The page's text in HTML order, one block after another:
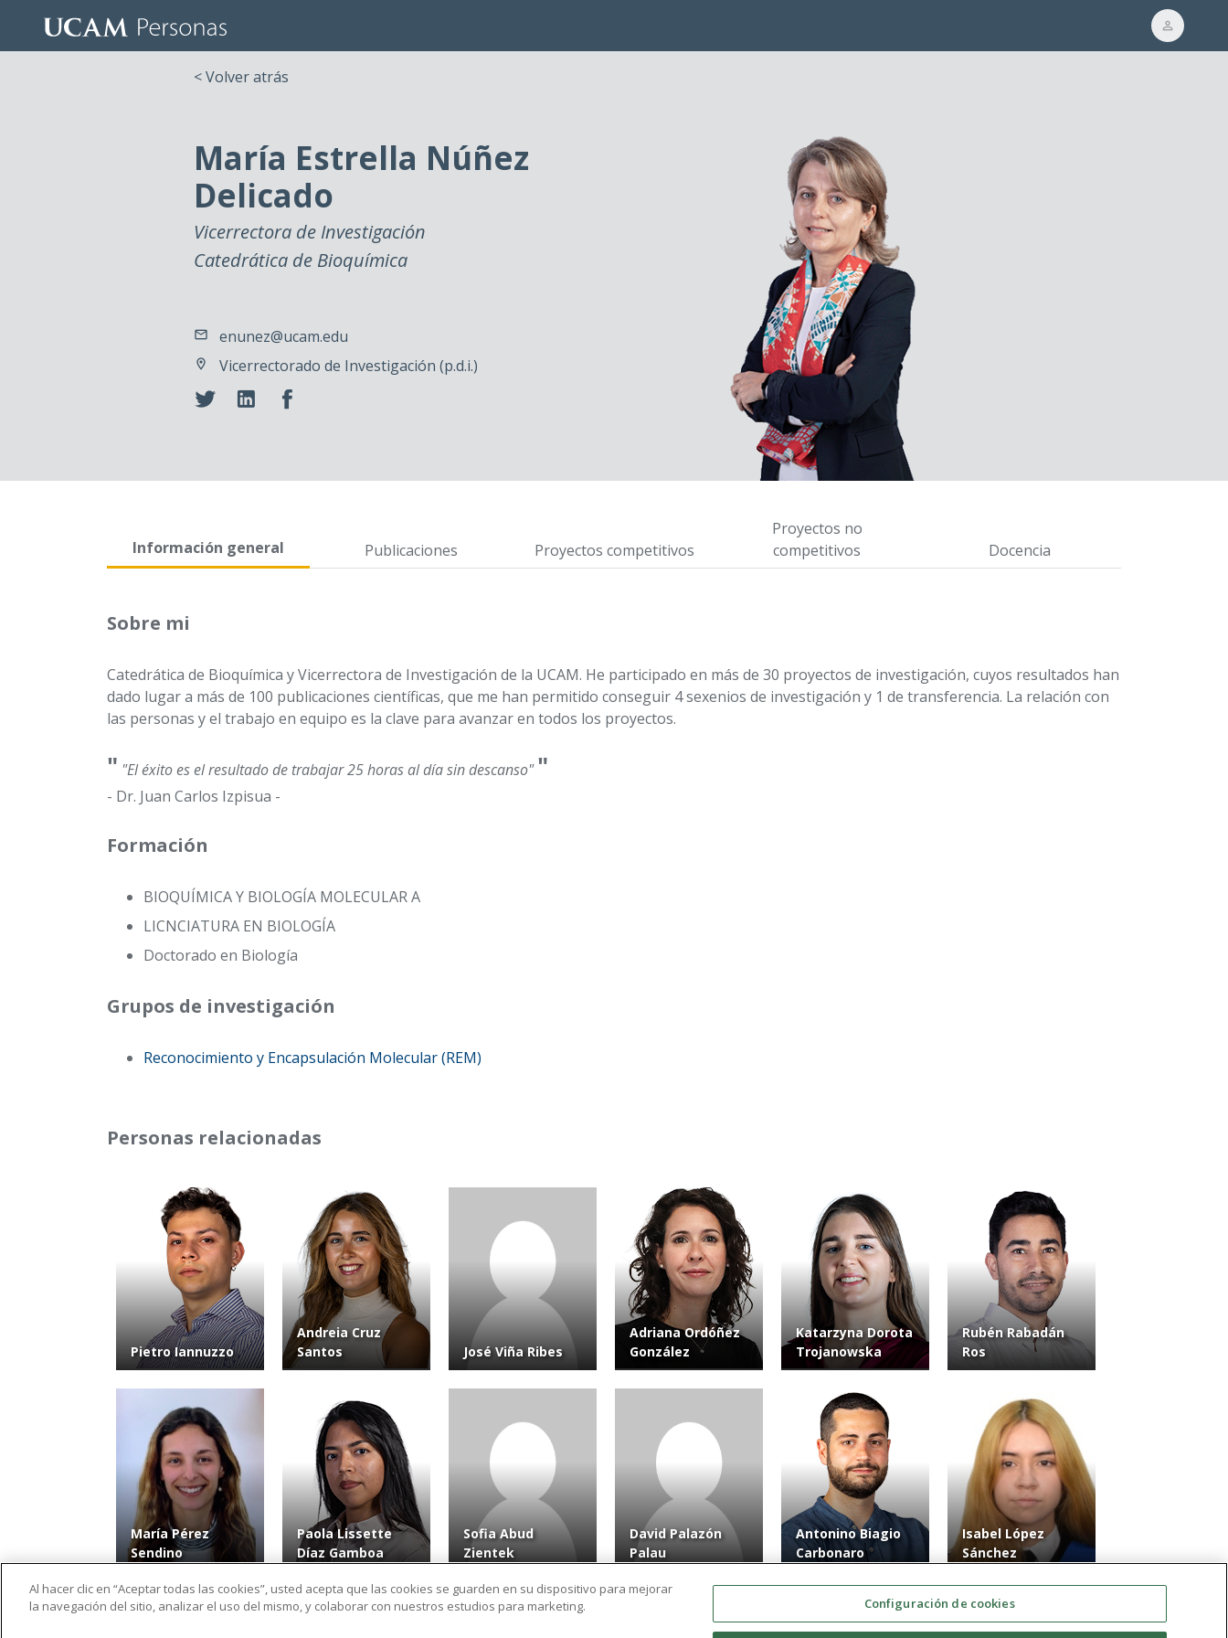
< Volver atrás
María Estrella Núñez
Delicado
Vicerrectora de Investigación
Catedrática de Bioquímica
enunez@ucam.edu
Vicerrectorado de Investigación (p.d.i.)
Información general Publicaciones Proyectos competitivos
Proyectos no
competitivos
Docencia
Sobre mi
Catedrática de Bioquímica y Vicerrectora de Investigación de la UCAM. He participado en más de 30 proyectos de investigación, cuyos resultados han
dado lugar a más de 100 publicaciones científicas, que me han permitido conseguir 4 sexenios de investigación y 1 de transferencia. La relación con
las personas y el trabajo en equipo es la clave para avanzar en todos los proyectos.
" "El éxito es el resultado de trabajar 25 horas al día sin descanso" "
- Dr. Juan Carlos Izpisua -
Formación
BIOQUÍMICA Y BIOLOGÍA MOLECULAR A
LICNCIATURA EN BIOLOGÍA
Doctorado en Biología
Grupos de investigación
Reconocimiento y Encapsulación Molecular (REM)
Personas relacionadas
Pietro Iannuzzo
Andreia Cruz
Santos
José Viña Ribes
Adriana Ordóñez
González
Katarzyna Dorota
Trojanowska
Rubén Rabadán
Ros
María Pérez
Sendino
Paola Lissette
Díaz Gamboa
Sofia Abud
Zientek
David Palazón
Palau
Antonino Biagio
Carbonaro
Isabel López
Sánchez
Al hacer clic en “Aceptar todas las cookies”, usted acepta que las cookies se guarden en su dispositivo para mejorar
la navegación del sitio, analizar el uso del mismo, y colaborar con nuestros estudios para marketing.
Configuración de cookies